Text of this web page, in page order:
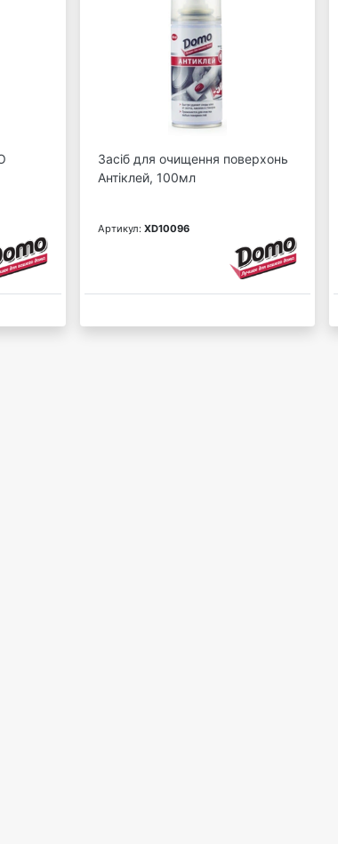
Засіб для очищення поверхонь
Антіклей, 100мл
Артикул: XD10096